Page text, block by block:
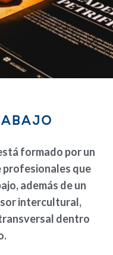
formado por un
profesionales que
, además de un
intercultural,
dentro